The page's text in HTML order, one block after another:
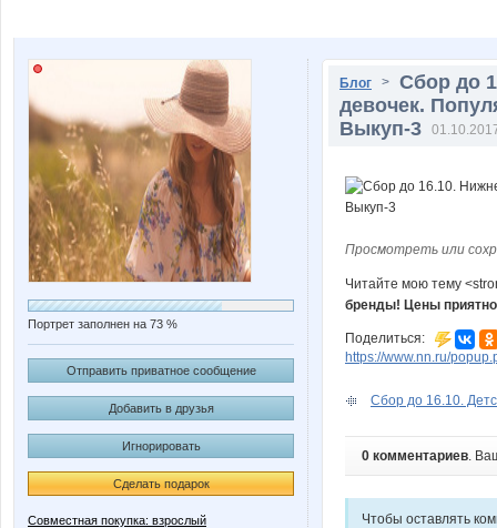
Портрет заполнен на 73 %
Отправить приватное сообщение
Добавить в друзья
Игнорировать
Сделать подарок
Совместная покупка: взрослый
Блог > Сбор до
девочек.
Выкуп-3
Просмотреть или
Читайте мою тему
бренды! Цены
Поделиться:
https://www.nn.ru/
Сбор до 16.10.
0 комментариев.
Чтобы оставлять